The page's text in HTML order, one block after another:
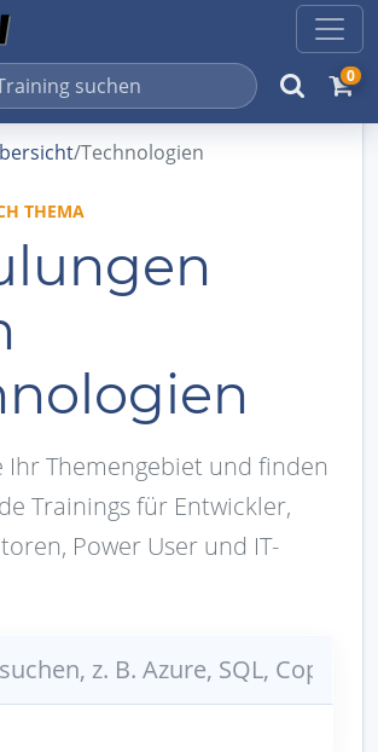
0
/Technologien
THEMA
Ihr Themengebiet und finden
Trainings für Entwickler,
Power User und IT-